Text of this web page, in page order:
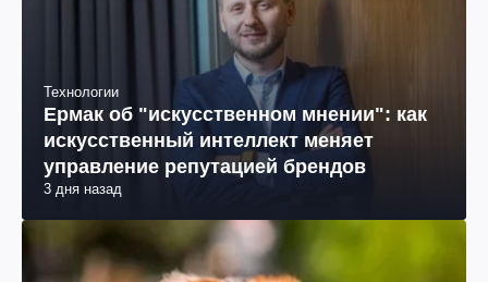
Технологии
Ермак об "искусственном мнении": как
искусственный интеллект меняет
управление репутацией брендов
3 дня назад